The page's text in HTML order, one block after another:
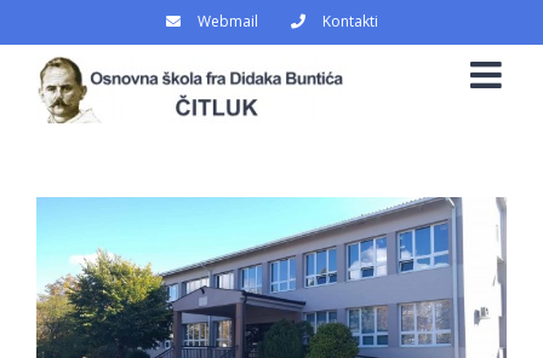
content
Webmail Kontakti
Larger
Image